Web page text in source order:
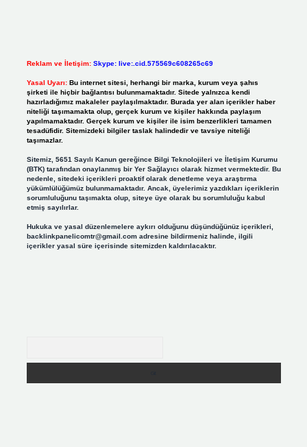
Reklam ve İletişim: Skype: live:.cid.575569c608265c69
Yasal Uyarı: Bu internet sitesi, herhangi bir marka, kurum veya şahıs
şirketi ile hiçbir bağlantısı bulunmamaktadır. Sitede yalnızca kendi
hazırladığımız makaleler paylaşılmaktadır. Burada yer alan içerikler haber
niteliği taşımamakta olup, gerçek kurum ve kişiler hakkında paylaşım
yapılmamaktadır. Gerçek kurum ve kişiler ile isim benzerlikleri tamamen
tesadüfidir. Sitemizdeki bilgiler taslak halindedir ve tavsiye niteliği
taşımazlar.
Sitemiz, 5651 Sayılı Kanun gereğince Bilgi Teknolojileri ve İletişim Kurumu
(BTK) tarafından onaylanmış bir Yer Sağlayıcı olarak hizmet vermektedir. Bu
nedenle, sitedeki içerikleri proaktif olarak denetleme veya araştırma
yükümlülüğümüz bulunmamaktadır. Ancak, üyelerimiz yazdıkları içeriklerin
sorumluluğunu taşımakta olup, siteye üye olarak bu sorumluluğu kabul
etmiş sayılırlar.
Hukuka ve yasal düzenlemelere aykırı olduğunu düşündüğünüz içerikleri,
backlinkpanelicomtr@gmail.comadresine bildirmeniz halinde, ilgili
içerikler yasal süre içerisinde sitemizden kaldırılacaktır.